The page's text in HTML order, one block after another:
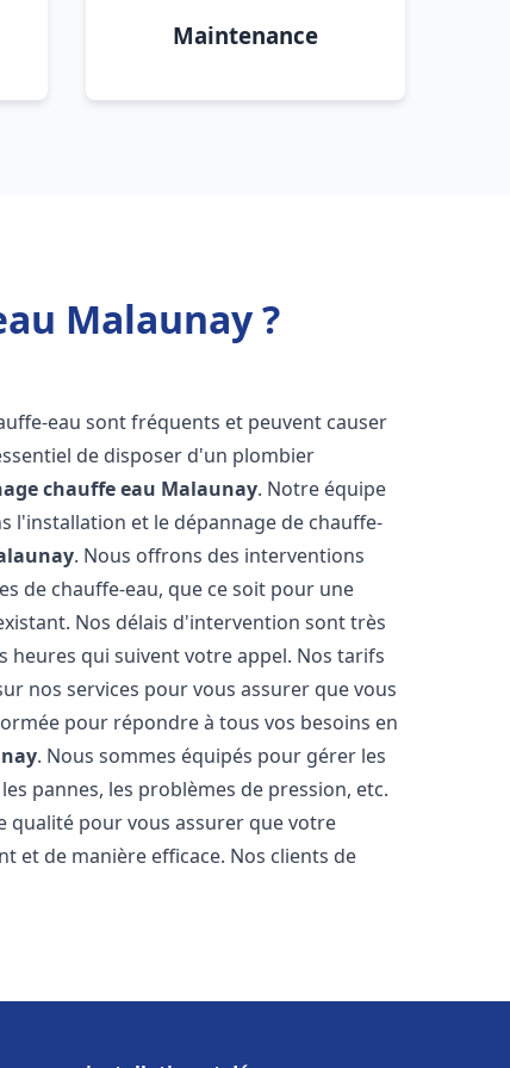
Maintenance
Malaunay ?
eau sont fréquents et peuvent causer
de disposer d'un plombier
chauffe eau Malaunay. Notre équipe
l'installation et le dépannage de chauffe-
. Nous offrons des interventions
de chauffe-eau, que ce soit pour une
Nos délais d'intervention sont très
heures qui suivent votre appel. Nos tarifs
nos services pour vous assurer que vous
pour répondre à tous vos besoins en
. Nous sommes équipés pour gérer les
pannes, les problèmes de pression, etc.
qualité pour vous assurer que votre
et de manière efficace. Nos clients de